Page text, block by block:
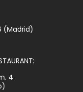
(Madrid)
4